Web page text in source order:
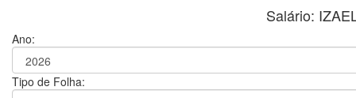
Salário:
Ano:
Tipo de Folha: